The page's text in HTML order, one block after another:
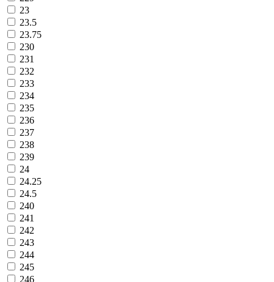
23
23.5
23.75
230
231
232
233
234
235
236
237
238
239
24
24.25
24.5
240
241
242
243
244
245
246